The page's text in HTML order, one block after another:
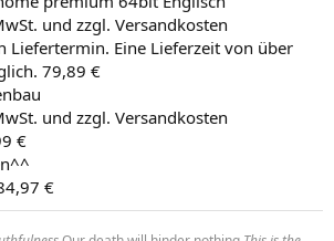
und zzgl. Versandkosten
Liefertermin. Eine Lieferzeit von über
79,89 €
und zzgl. Versandkosten
€
€